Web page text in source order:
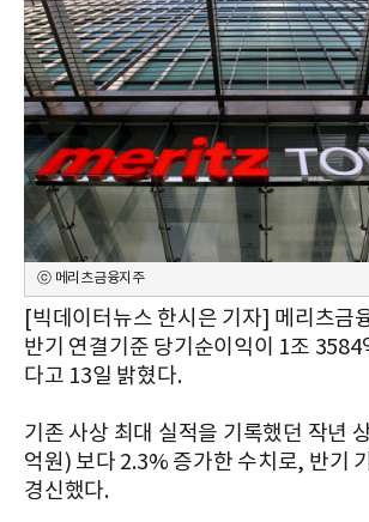
ⓒ 메리츠금융지주
[빅데이터뉴스 한시은 기자] 메리츠금
반기 연결기준 당기순이익이 1조 3584
다고 13일 밝혔다.
기존 사상 최대 실적을 기록했던 작년
억원) 보다 2.3% 증가한 수치로, 반기
경신했다.